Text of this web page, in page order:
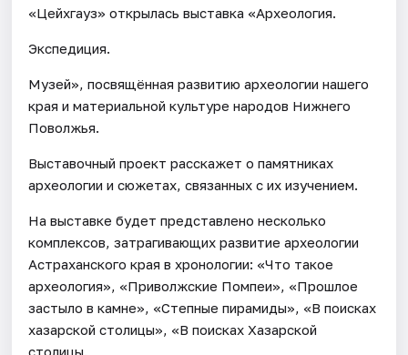
«Цейхгауз» открылась выставка «Археология.
Экспедиция.
Музей», посвящённая развитию археологии нашего
края и материальной культуре народов Нижнего
Поволжья.
Выставочный проект расскажет о памятниках
археологии и сюжетах, связанных с их изучением.
На выставке будет представлено несколько
комплексов, затрагивающих развитие археологии
Астраханского края в хронологии: «Что такое
археология», «Приволжские Помпеи», «Прошлое
застыло в камне», «Степные пирамиды», «В поисках
хазарской столицы», «В поисках Хазарской
столицы.